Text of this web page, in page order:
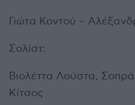
Γιώτα Κοντού –
Σολίστ:
Βιολέττα Λούστα,
Κίτσος